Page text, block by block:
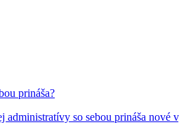
prináša?
administratívy so sebou prináša